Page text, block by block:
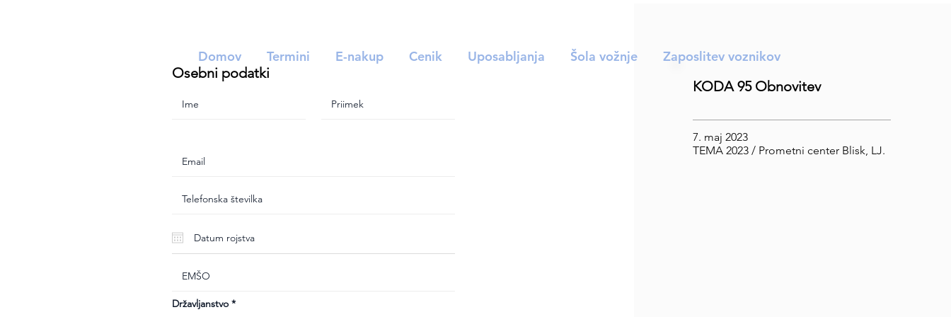
Osebni podatki
Državljanstvo
KODA 95 Obnovitev
7. maj 2023
TEMA 2023 / Prometni center Blisk, LJ.
Domov Termini E-nakup Cenik Uposabljanja Šola vožnje Zaposlitev voznikov